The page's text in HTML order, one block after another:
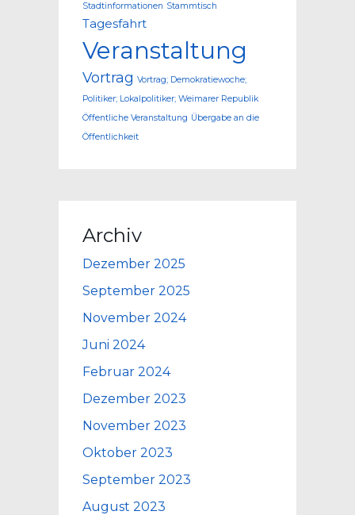
Stadtinformationen Stammtisch
Tagesfahrt
Veranstaltung
Vortrag Vortrag; Demokratiewoche;
Politiker; Lokalpolitiker; Weimarer Republik
Öffentliche Veranstaltung Übergabe an die
Öffentlichkeit
Archiv
Dezember 2025
September 2025
November 2024
Juni 2024
Februar 2024
Dezember 2023
November 2023
Oktober 2023
September 2023
August 2023